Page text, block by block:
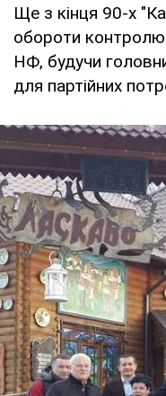
Ще з кінця 90-х
обороти
НФ, будучи
для партійних